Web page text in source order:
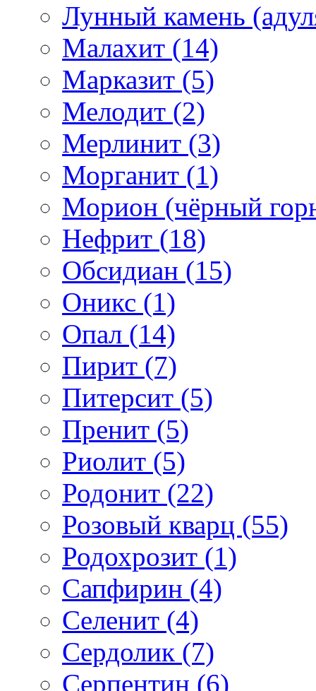
Лунный камень
Малахит (14)
Марказит (5)
Мелодит (2)
Мерлинит (3)
Морганит (1)
Морион (чёрный
Нефрит (18)
Обсидиан (15)
Оникс (1)
Опал (14)
Пирит (7)
Питерсит (5)
Пренит (5)
Риолит (5)
Родонит (22)
Розовый кварц (55)
Родохрозит (1)
Сапфирин (4)
Селенит (4)
Сердолик (7)
Серпентин (6)